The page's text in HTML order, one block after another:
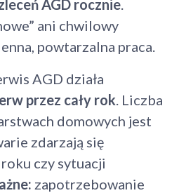
AGD rocznie.
ani chwilowy
powtarzalna praca.
AGD działa
przez cały rok. Liczba
domowych jest
zdarzają się
czy sytuacji
zapotrzebowanie